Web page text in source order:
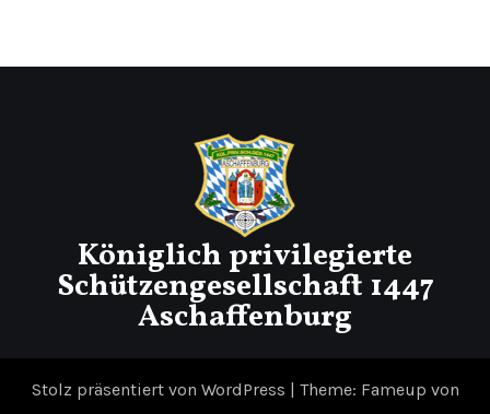
Königlich privilegierte
Schützengesellschaft 1447
Aschaffenburg
Stolz präsentiert von WordPress | Theme: Fameup von